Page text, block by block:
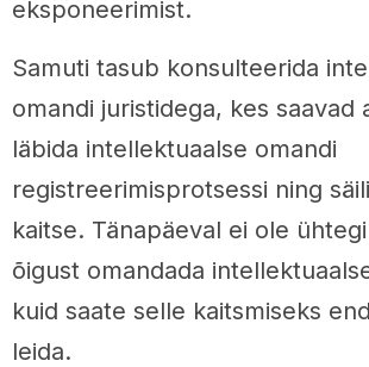
eksponeerimist.
Samuti tasub konsulteerida
omandi juristidega, kes saavad
läbida intellektuaalse omandi
registreerimisprotsessi ning
kaitse. Tänapäeval ei ole
õigust omandada
kuid saate selle kaitsmiseks
leida.